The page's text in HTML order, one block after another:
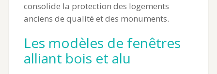
consolide la protection des logements
anciens de qualité et des monuments.
Les modèles de fenêtres
alliant bois et alu